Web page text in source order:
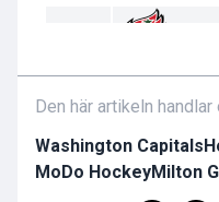
Den här artikeln handlar
Washington Capitals
MoDo HockeyMilton